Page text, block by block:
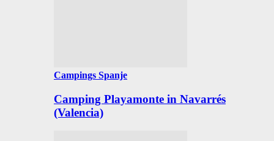
Campings Spanje
Camping Playamonte in Navarrés
(Valencia)